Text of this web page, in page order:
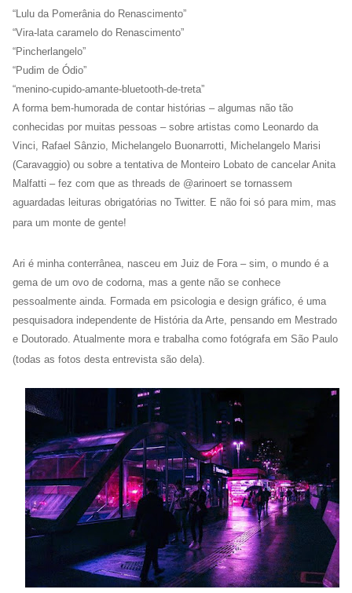
“Lulu da Pomerânia do Renascimento”
“Vira-lata caramelo do Renascimento”
“Pincherlangelo”
“Pudim de Ódio”
“menino-cupido-amante-bluetooth-de-treta”
A forma bem-humorada de contar histórias – algumas não tão
conhecidas por muitas pessoas – sobre artistas como Leonardo da
Vinci, Rafael Sânzio, Michelangelo Buonarrotti, Michelangelo Marisi
(Caravaggio) ou sobre a tentativa de Monteiro Lobato de cancelar Anita
Malfatti – fez com que as threads de @arinoert se tornassem
aguardadas leituras obrigatórias no Twitter. E não foi só para mim, mas
para um monte de gente!
Ari é minha conterrânea, nasceu em Juiz de Fora – sim, o mundo é a
gema de um ovo de codorna, mas a gente não se conhece
pessoalmente ainda. Formada em psicologia e design gráfico, é uma
pesquisadora independente de História da Arte, pensando em Mestrado
e Doutorado. Atualmente mora e trabalha como fotógrafa em São Paulo
(todas as fotos desta entrevista são dela).